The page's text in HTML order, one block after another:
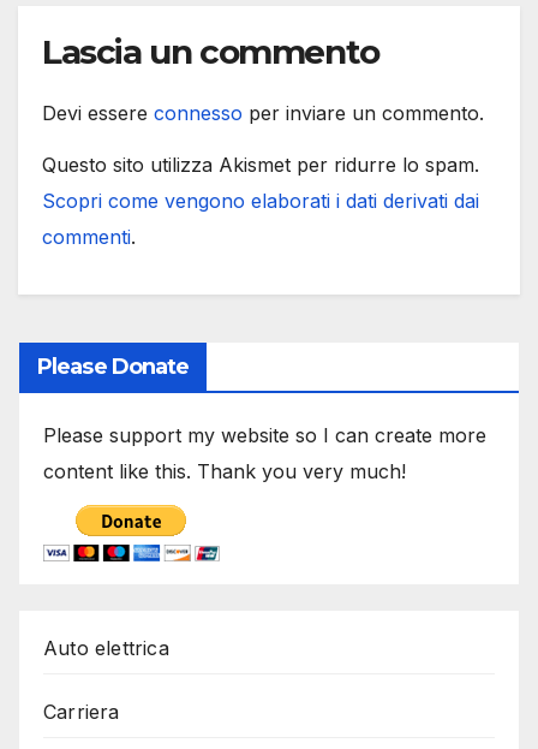
Lascia un commento
Devi essere connesso per inviare un commento.
Questo sito utilizza Akismet per ridurre lo spam.
Scopri come vengono elaborati i dati derivati dai
commenti.
Please Donate
Please support my website so I can create more
content like this. Thank you very much!
Auto elettrica
Carriera